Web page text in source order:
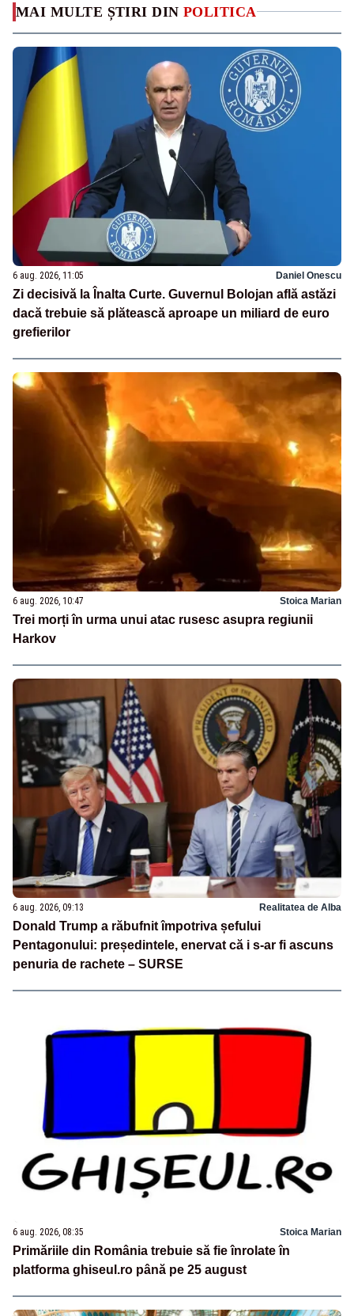
MAI MULTE ȘTIRI DIN POLITICA
6 aug. 2026, 11:05 Daniel Onescu
Zi decisivă la Înalta Curte. Guvernul Bolojan află astăzi
dacă trebuie să plătească aproape un miliard de euro
grefierilor
6 aug. 2026, 10:47 Stoica Marian
Trei morți în urma unui atac rusesc asupra regiunii
Harkov
6 aug. 2026, 09:13 Realitatea de Alba
Donald Trump a răbufnit împotriva șefului
Pentagonului: președintele, enervat că i s-ar fi ascuns
penuria de rachete – SURSE
6 aug. 2026, 08:35 Stoica Marian
Primăriile din România trebuie să fie înrolate în
platforma ghiseul.ro până pe 25 august